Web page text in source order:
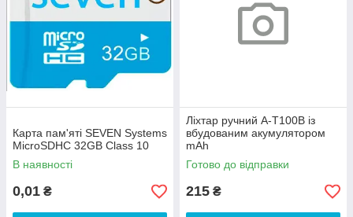
Карта пам'яті SEVEN Systems
MicroSDHC 32GB Class 10
В наявності
0,01 ₴
Ліхтар ручний A-T100B із
вбудованим акумулятором
mAh
Готово до відправки
215 ₴